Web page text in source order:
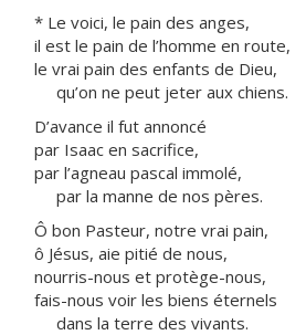
* Le voici, le pain des anges,
il est le pain de l’homme en route,
le vrai pain des enfants de Dieu,
qu’on ne peut jeter aux chiens.
D’avance il fut annoncé
par Isaac en sacrifice,
par l’agneau pascal immolé,
par la manne de nos pères.
Ô bon Pasteur, notre vrai pain,
ô Jésus, aie pitié de nous,
nourris-nous et protège-nous,
fais-nous voir les biens éternels
dans la terre des vivants.